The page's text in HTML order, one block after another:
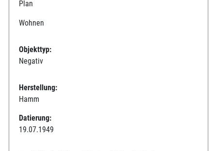
Plan
Wohnen
Objekttyp:
Negativ
Herstellung:
Hamm
Datierung:
19.07.1949